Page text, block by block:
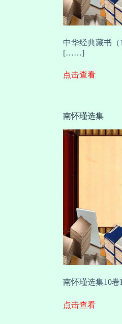
中华经典藏书
[……]
点击查看
南怀瑾选集
南怀瑾选集10
点击查看